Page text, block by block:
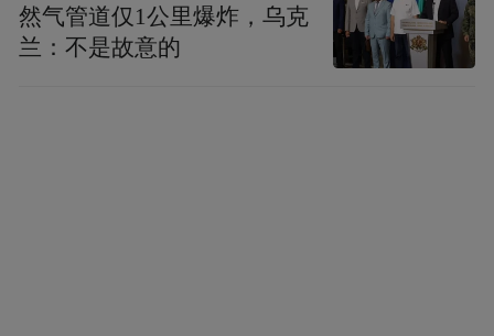
然气管道仅1公里爆炸，乌克
兰：不是故意的